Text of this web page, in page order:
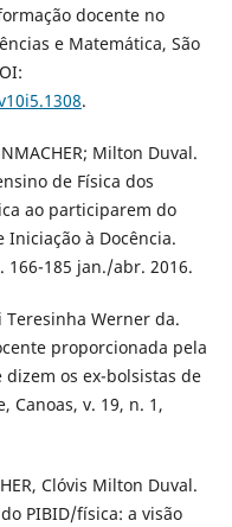
docente no
e Matemática, São
.
Milton Duval.
de Física dos
ao participarem do
à Docência.
166-185 jan./abr. 2016.
Teresinha Werner da.
proporcionada pela
os ex-bolsistas de
Canoas, v. 19, n. 1,
Clóvis Milton Duval.
PIBID/física: a visão